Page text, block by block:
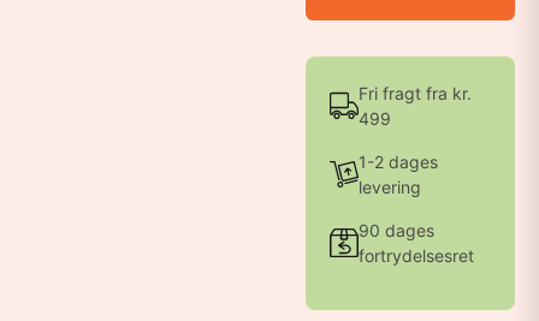
Fri fragt fra kr.
499
1-2 dages
levering
90 dages
fortrydelsesret